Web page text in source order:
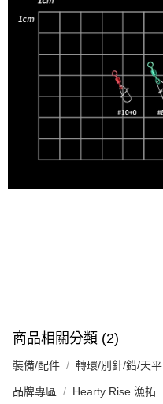
商品相關分類 (2)
裝備/配件 轉環/別針/鉛/天平
品牌專區 Hearty Rise 漁拓